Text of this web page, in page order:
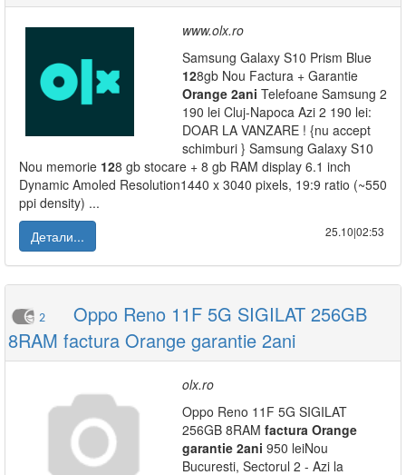
www.olx.ro
Samsung Galaxy S10 Prism Blue
128gb Nou Factura + Garantie
Orange 2ani Telefoane Samsung 2
190 lei Cluj-Napoca Azi 2 190 lei:
DOAR LA VANZARE ! {nu accept
schimburi } Samsung Galaxy S10
Nou memorie 128 gb stocare + 8 gb RAM display 6.1 inch
Dynamic Amoled Resolution1440 x 3040 pixels, 19:9 ratio (~550
ppi density) ...
Детали...
25.10|02:53
2
Oppo Reno 11F 5G SIGILAT 256GB
8RAM factura Orange garantie 2ani
olx.ro
Oppo Reno 11F 5G SIGILAT
256GB 8RAM factura Orange
garantie 2ani 950 leiNou
Bucuresti, Sectorul 2 - Azi la